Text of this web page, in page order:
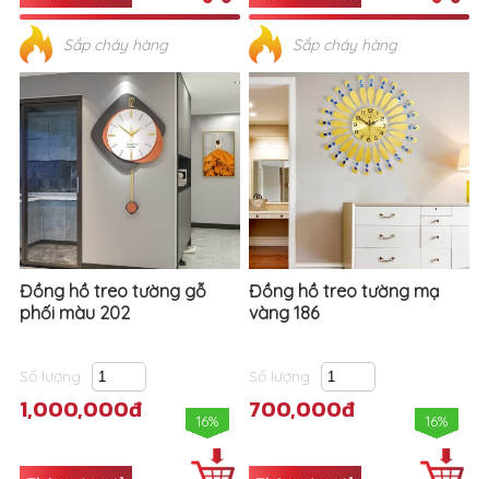
Sắp cháy hàng Sắp cháy hàng
Đồng hồ treo tường gỗ
phối màu 202
Số lượng
1,000,000đ 16%
Đồng hồ treo tường mạ
vàng 186
Số lượng
700,000đ 16%